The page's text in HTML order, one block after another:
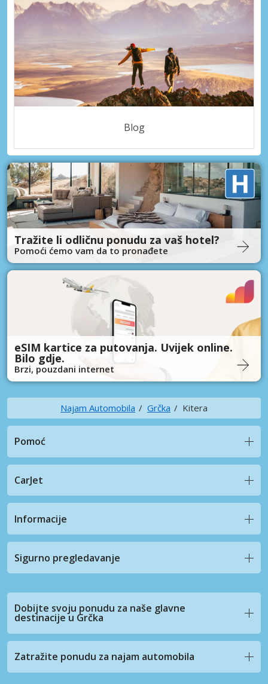
Blog
Tražite li odličnu ponudu za vaš hotel?
Pomoći ćemo vam da to pronađete
eSIM kartice za putovanja. Uvijek online.
Bilo gdje.
Brzi, pouzdani internet
Najam Automobila Grčka Kitera
Pomoć
CarJet
Informacije
Sigurno pregledavanje
Dobijte svoju ponudu za naše glavne
destinacije u Grčka
Zatražite ponudu za najam automobila